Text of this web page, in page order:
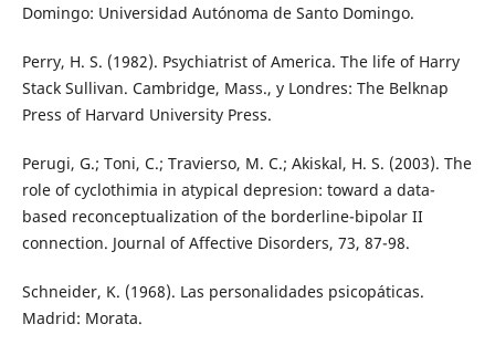
Domingo: Universidad Autónoma de Santo Domingo.
Perry, H. S. (1982). Psychiatrist of America. The life of Harry
Stack Sullivan. Cambridge, Mass., y Londres: The Belknap
Press of Harvard University Press.
Perugi, G.; Toni, C.; Travierso, M. C.; Akiskal, H. S. (2003). The
role of cyclothimia in atypical depresion: toward a data-
based reconceptualization of the borderline-bipolar II
connection. Journal of Affective Disorders, 73, 87-98.
Schneider, K. (1968). Las personalidades psicopáticas.
Madrid: Morata.